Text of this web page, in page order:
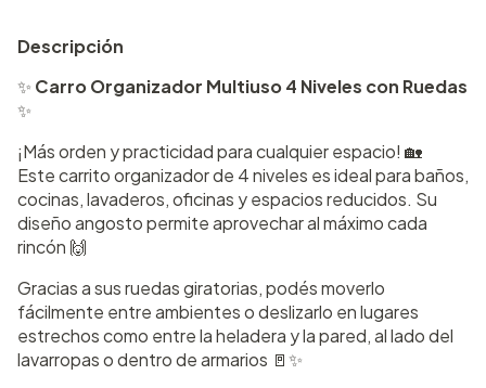
Descripción
✨ Carro Organizador Multiuso 4 Niveles con Ruedas
✨
¡Más orden y practicidad para cualquier espacio! 🏡
Este carrito organizador de 4 niveles es ideal para baños,
cocinas, lavaderos, oficinas y espacios reducidos. Su
diseño angosto permite aprovechar al máximo cada
rincón 🙌
Gracias a sus ruedas giratorias, podés moverlo
fácilmente entre ambientes o deslizarlo en lugares
estrechos como entre la heladera y la pared, al lado del
lavarropas o dentro de armarios 🚪✨